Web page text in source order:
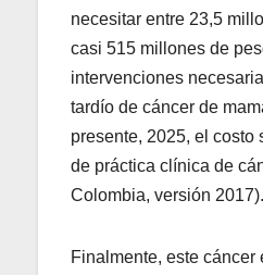
necesitar entre 23,5
casi 515 millones de
intervenciones
tardío de cáncer de
presente, 2025, el costo
de práctica clínica de
Colombia, versión 2017).
Finalmente, este cáncer